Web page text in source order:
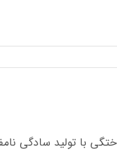
با تولید سادگی